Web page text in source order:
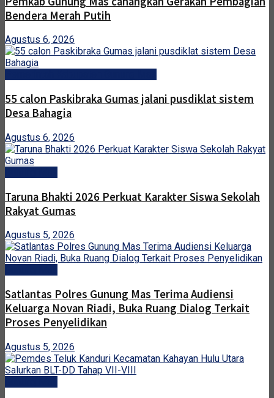
Bendera Merah Putih
Agustus 6, 2026
55 calon Paskibraka Gumas jalani pusdiklat sistem
Desa Bahagia
Agustus 6, 2026
Taruna Bhakti 2026 Perkuat Karakter Siswa Sekolah
Rakyat Gumas
Agustus 5, 2026
Satlantas Polres Gunung Mas Terima Audiensi
Keluarga Novan Riadi, Buka Ruang Dialog Terkait
Proses Penyelidikan
Agustus 5, 2026